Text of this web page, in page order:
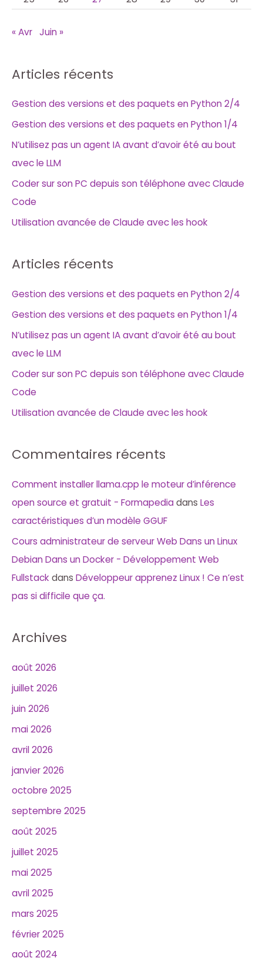
« Avr Juin »
Articles récents
Gestion des versions et des paquets en Python 2/4
Gestion des versions et des paquets en Python 1/4
N’utilisez pas un agent IA avant d’avoir été au bout
avec le LLM
Coder sur son PC depuis son téléphone avec Claude
Code
Utilisation avancée de Claude avec les hook
Articles récents
Gestion des versions et des paquets en Python 2/4
Gestion des versions et des paquets en Python 1/4
N’utilisez pas un agent IA avant d’avoir été au bout
avec le LLM
Coder sur son PC depuis son téléphone avec Claude
Code
Utilisation avancée de Claude avec les hook
Commentaires récents
Comment installer llama.cpp le moteur d’inférence
open source et gratuit - Formapediadans Les
caractéristiques d’un modèle GGUF
Cours administrateur de serveur Web Dans un Linux
Debian Dans un Docker - Développement Web
Fullstack dans Développeur apprenez Linux ! Ce n’est
pas si difficile que ça.
Archives
août 2026
juillet 2026
juin 2026
mai 2026
avril 2026
janvier 2026
octobre 2025
septembre 2025
août 2025
juillet 2025
mai 2025
avril 2025
mars 2025
février 2025
août 2024